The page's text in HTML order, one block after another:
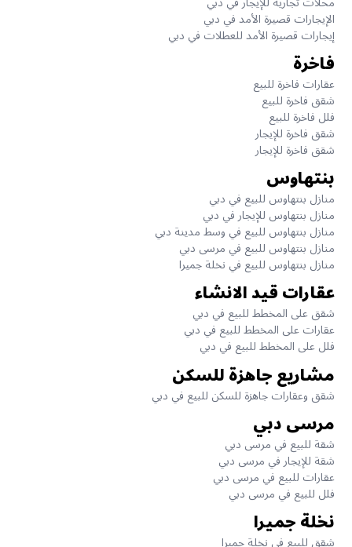
الإيجارات قصيرة الأمد في دبي
إيجارات قصيرة الأمد للعطلات في دبي
فاخرة
عقارات فاخرة للبيع
شقق فاخرة للبيع
فلل فاخرة للبيع
شقق فاخرة للإيجار
شقق فاخرة للإيجار
بنتهاوس
منازل بنتهاوس للبيع في دبي
منازل بنتهاوس للإيجار في دبي
منازل بنتهاوس للبيع في وسط مدينة دبي
منازل بنتهاوس للبيع في مرسى دبي
منازل بنتهاوس للبيع في نخلة جميرا
عقارات قيد الانشاء
شقق على المخطط للبيع في دبي
عقارات على المخطط للبيع في دبي
فلل على المخطط للبيع في دبي
مشاريع جاهزة للسكن
شقق وعقارات جاهزة للسكن للبيع في دبي
مرسى دبي
شقة للبيع في مرسى دبي
شقة للإيجار في مرسى دبي
عقارات للبيع في مرسى دبي
فلل للبيع في مرسى دبي
نخلة جميرا